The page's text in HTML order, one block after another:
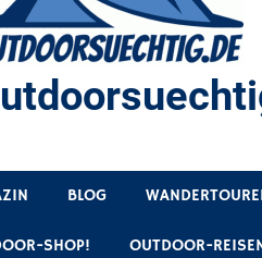
BLOG
SHOP! OUTDOOR-